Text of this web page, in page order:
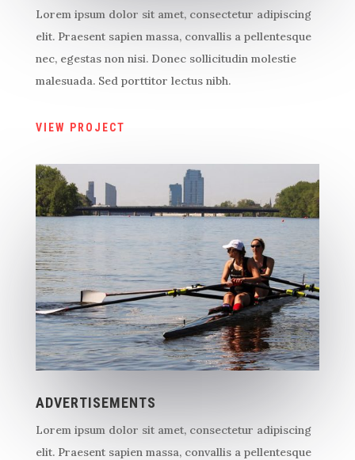
Lorem ipsum dolor sit amet, consectetur adipiscing
elit. Praesent sapien massa, convallis a pellentesque
nec, egestas non nisi. Donec sollicitudin molestie
malesuada. Sed porttitor lectus nibh.
VIEW PROJECT
ADVERTISEMENTS
Lorem ipsum dolor sit amet, consectetur adipiscing
elit. Praesent sapien massa, convallis a pellentesque